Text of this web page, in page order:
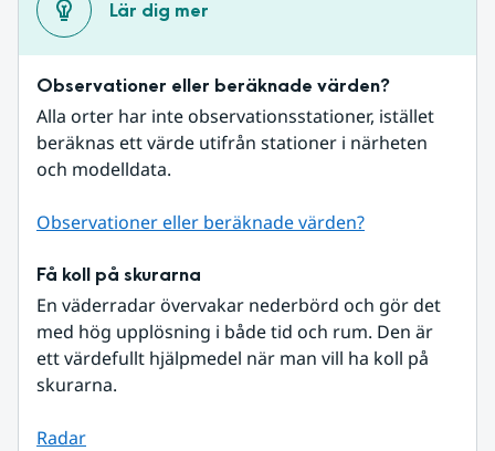
Lär dig mer
Observationer eller beräknade värden?
Alla orter har inte observationsstationer, istället
beräknas ett värde utifrån stationer i närheten
och modelldata.
Observationer eller beräknade värden?
Få koll på skurarna
En väderradar övervakar nederbörd och gör det
med hög upplösning i både tid och rum. Den är
ett värdefullt hjälpmedel när man vill ha koll på
skurarna.
Radar